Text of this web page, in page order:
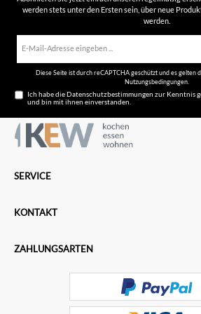
werden stets unter den Ersten sein, über neue
werden.
Diese Seite ist durch reCAPTCHA geschützt und es gelten
Nutzungsbedingungen
Ich habe dieDatenschutzbestimmungen zur Kenntnis
und bin mit ihnen einverstanden.
SERVICE
KONTAKT
ZAHLUNGSARTEN